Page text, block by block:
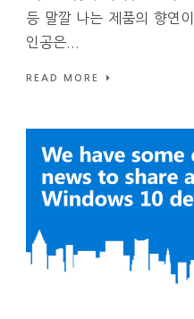
등 말깔 나는 제품의 향연
인공은...
READ MORE